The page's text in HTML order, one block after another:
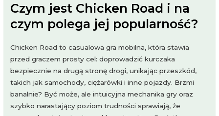
Czym jest Chicken Road i na
czym polega jej popularność?
Chicken Road to casualowa gra mobilna, która stawia
przed graczem prosty cel: doprowadzić kurczaka
bezpiecznie na drugą stronę drogi, unikając przeszkód,
takich jak samochody, ciężarówki i inne pojazdy. Brzmi
banalnie? Być może, ale intuicyjna mechanika gry oraz
szybko narastający poziom trudności sprawiają, że